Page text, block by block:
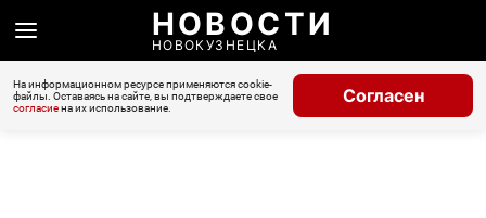
НОВОСТИ
НОВОКУЗНЕЦКА
На информационном ресурсе применяются cookie-
файлы. Оставаясь на сайте, вы подтверждаете свое
согласиена их использование.
Согласен